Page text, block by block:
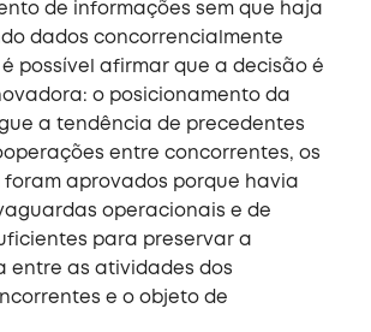
de informações sem que haja
dados concorrencialmente
possível afirmar que a decisão é
o posicionamento da
a tendência de precedentes
entre concorrentes, os
foram aprovados porque havia
operacionais e de
para preservar a
entre as atividades dos
e o objeto de